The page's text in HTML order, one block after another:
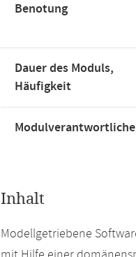
Benotung
Dauer des Moduls,
Häufigkeit
Inhalt
Modellgetriebene